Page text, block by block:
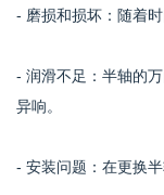
- 磨损和损坏：随着
- 润滑不足：半轴的
异响。
- 安装问题：在更换